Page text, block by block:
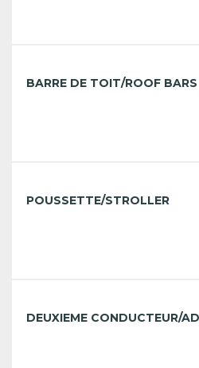
BARRE DE TOIT/ROOF BARS
POUSSETTE/STROLLER
DEUXIEME CONDUCTEUR/